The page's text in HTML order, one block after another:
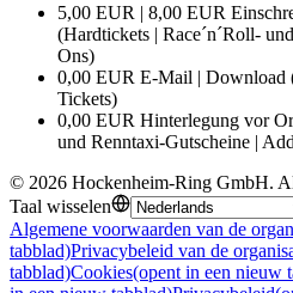
5,00 EUR | 8,00 EUR
(Hardtickets | Race´n´Roll-
Ons)
0,00 EUR E-Mail | Download
Tickets)
0,00 EUR Hinterlegung vor
und Renntaxi-Gutscheine |
© 2026 Hockenheim-Ring GmbH.
Taal wisselen
Algemene voorwaarden van de
tabblad)Privacybeleid van de
tabblad)Cookies(opent in een nieuw